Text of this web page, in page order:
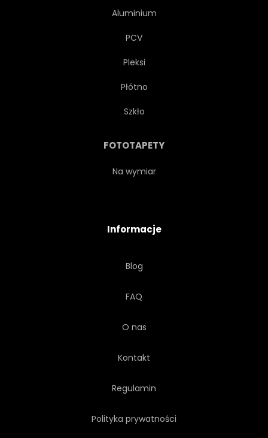
UNITED STATES
Aluminium
PCV
Pleksi
Płótno
Szkło
FOTOTAPETY
Na wymiar
Informacje
Blog
FAQ
O nas
Kontakt
Regulamin
Polityka prywatności